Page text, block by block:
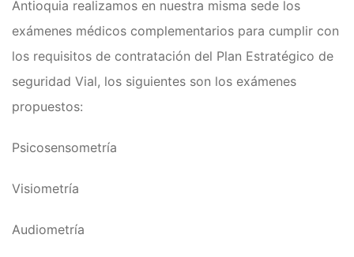
Antioquia realizamos en nuestra misma sede los
exámenes médicos complementarios para cumplir con
los requisitos de contratación del Plan Estratégico de
seguridad Vial, los siguientes son los exámenes
propuestos:
Psicosensometría
Visiometría
Audiometría